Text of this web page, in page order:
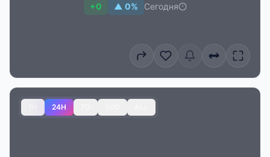
+0 ▲ 0% Сегодня
24H